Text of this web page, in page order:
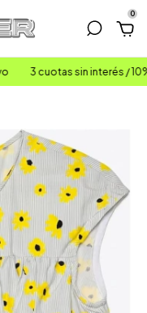
0
3 cuotas sin interés /